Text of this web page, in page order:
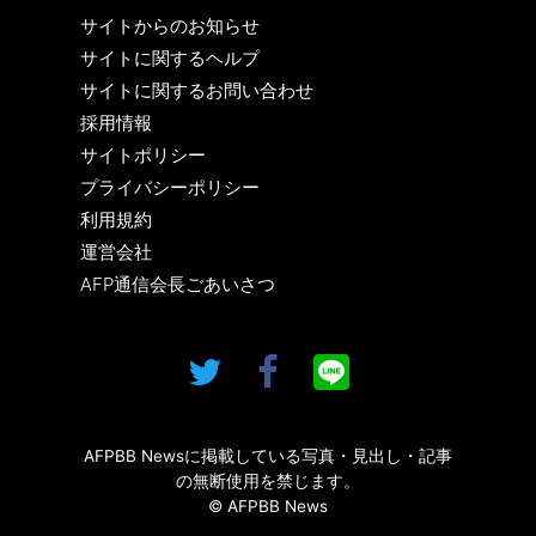
サイトからのお知らせ
サイトに関するヘルプ
サイトに関するお問い合わせ
採用情報
サイトポリシー
プライバシーポリシー
利用規約
運営会社
AFP通信会長ごあいさつ
AFPBB Newsに掲載している写真・見出し・記事
の無断使用を禁じます。
© AFPBB News